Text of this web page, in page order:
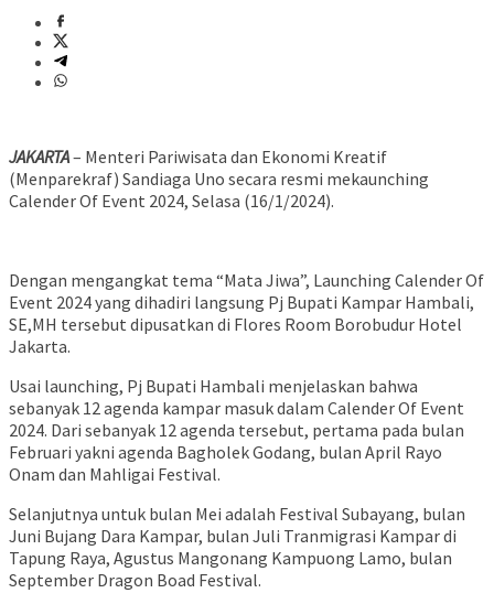
JAKARTA– Menteri Pariwisata dan Ekonomi Kreatif
(Menparekraf) Sandiaga Uno secara resmi mekaunching
Calender Of Event 2024, Selasa (16/1/2024).
Dengan mengangkat tema “Mata Jiwa”, Launching Calender Of
Event 2024 yang dihadiri langsung Pj Bupati Kampar Hambali,
SE,MH tersebut dipusatkan di Flores Room Borobudur Hotel
Jakarta.
Usai launching, Pj Bupati Hambali menjelaskan bahwa
sebanyak 12 agenda kampar masuk dalam Calender Of Event
2024. Dari sebanyak 12 agenda tersebut, pertama pada bulan
Februari yakni agenda Bagholek Godang, bulan April Rayo
Onam dan Mahligai Festival.
Selanjutnya untuk bulan Mei adalah Festival Subayang, bulan
Juni Bujang Dara Kampar, bulan Juli Tranmigrasi Kampar di
Tapung Raya, Agustus Mangonang Kampuong Lamo, bulan
September Dragon Boad Festival.